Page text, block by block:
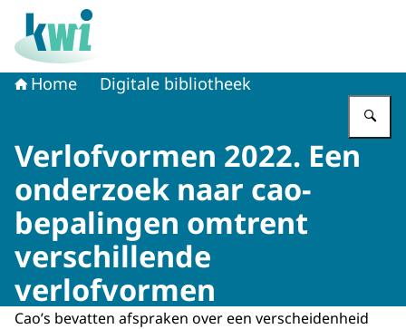
Naar de homepage van Kennisplatform Werk en
Home Digitale bibliotheek
Verlofvormen 2022. Een
onderzoek naar cao-
bepalingen omtrent
verschillende
verlofvormen
Cao’s bevatten afspraken over een verscheidenheid